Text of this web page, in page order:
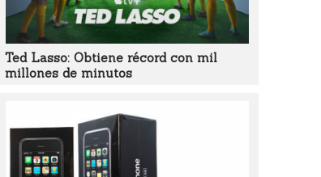
Ted Lasso: Obtiene récord con mil
millones de minutos